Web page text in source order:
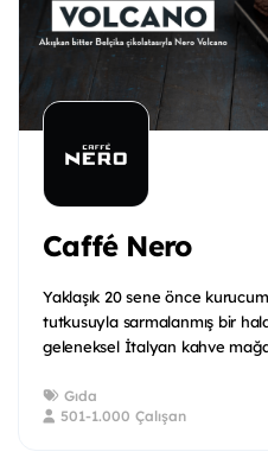
Caffé Nero
Yaklaşık 20 sene önce
tutkusuyla sarmalanmış bir
geleneksel İtalyan kahve
Gıda
501-1.000 Çalışan